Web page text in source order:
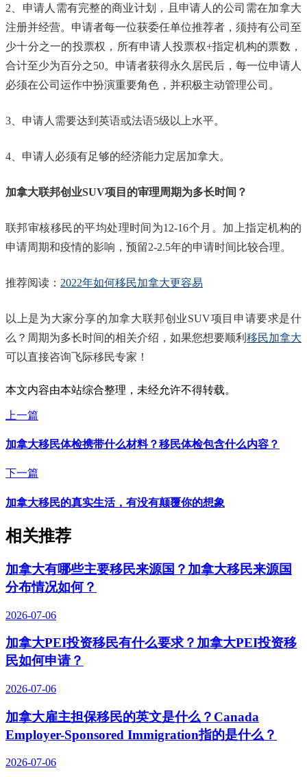
2、申请人需有完整的商业计划，且申请人的公司需在加拿大
注册并经营。申请者每一位获委任单位推荐者，须持有公司至
少十分之一的投票权，所有申请人投票权+指定机构的票数，
合计至少为百分之50。申请者获得永久居民后，每一位申请人
必须在公司运作中扮演重要角色，并积极主动管理公司。
3、申请人需要达到英语或法语5级以上水平。
4、申请人必须有足够的经济能力定居加拿大。
加拿大联邦创业SUV项目的审理周期为多长时间？
联邦审核移民的平均处理时间为12-16个月。加上指定机构的
申请周期和疫情的影响，预留2-2.5年的申请时间比较合理。
推荐阅读： 2022年如何移民加拿大更容易
以上是为大家分享的加拿大联邦创业SUV项目申请要求是什
么？周期为多长时间的相关介绍，如果您想要顺利 移民加拿大
可以直接咨询飞际移民专家！
本文内容由本站综合整理，未经允许不得转载。
上一篇
加拿大移民体检携带什么材料？移民体检包含什么内容？
下一篇
加拿大移民的真实生活，有没有颠覆你的想象
相关推荐
加拿大有哪些主要移民来源国？加拿大移民来源国
分布情况如何？
2026-07-06
加拿大PEI投资移民有什么要求？加拿大PEI投资移
民如何申请？
2026-07-06
加拿大雇主担保移民的英文是什么？Canada
Employer-Sponsored Immigration指的是什么？
2026-07-06